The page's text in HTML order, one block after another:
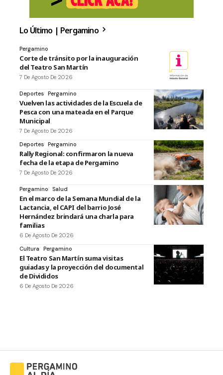
Lo Último | Pergamino
Pergamino
Corte de tránsito por la inauguración
del Teatro San Martín
7 De Agosto De 2026
Deportes Pergamino
Vuelven las actividades de la Escuela de
Pesca con una mateada en el Parque
Municipal
7 De Agosto De 2026
Deportes Pergamino
Rally Regional: confirmaron la nueva
fecha de la etapa de Pergamino
7 De Agosto De 2026
Pergamino Salud
En el marco de la Semana Mundial de la
Lactancia, el CAPI del barrio José
Hernández brindará una charla para
familias
6 De Agosto De 2026
Cultura Pergamino
El Teatro San Martín suma visitas
guiadas y la proyección del documental
de Divididos
6 De Agosto De 2026